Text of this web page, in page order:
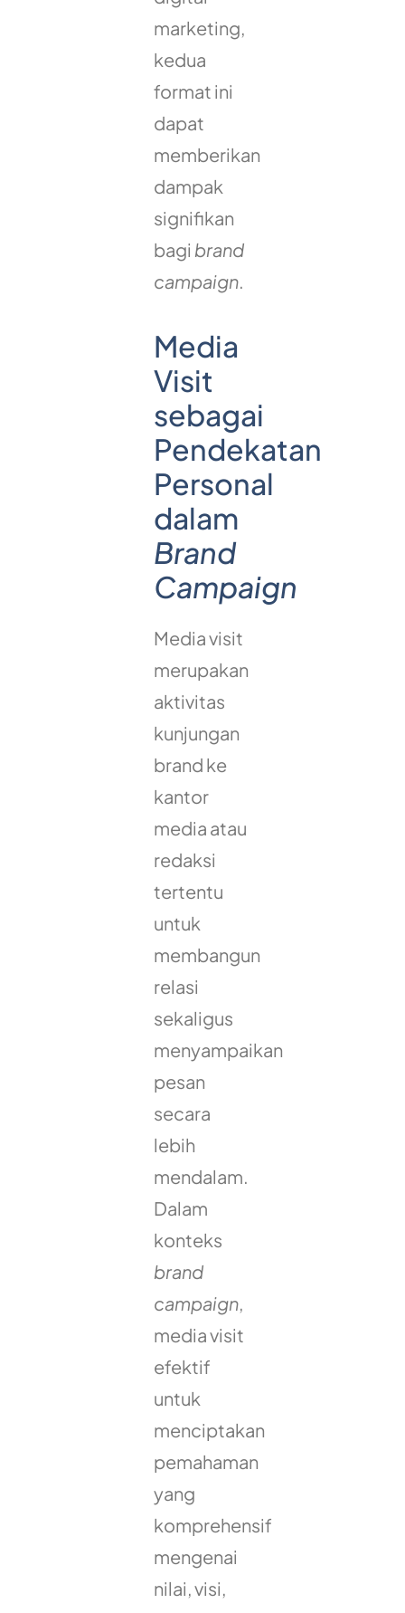
marketing,
kedua
format ini
dapat
memberikan
dampak
signifikan
bagi brand
campaign.
Media
Visit
sebagai
Pendekatan
Personal
dalam
Brand
Campaign
Media visit
merupakan
aktivitas
kunjungan
brand ke
kantor
media atau
redaksi
tertentu
untuk
membangun
relasi
sekaligus
menyampaikan
pesan
secara
lebih
mendalam.
Dalam
konteks
brand
campaign,
media visit
efektif
untuk
menciptakan
pemahaman
yang
komprehensif
mengenai
nilai, visi,